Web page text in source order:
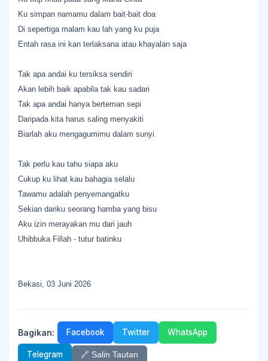
Ku simpan namamu dalam bait-bait doa
Di sepertiga malam kau lah yang ku puja
Entah rasa ini kan terlaksana atau khayalan saja
Tak apa andai ku tersiksa sendiri
Akan lebih baik apabila tak kau sadari
Tak apa andai hanya berteman sepi
Daripada kita harus saling menyakiti
Biarlah aku mengagumimu dalam sunyi
Tak perlu kau tahu siapa aku
Cukup ku lihat kau bahagia selalu
Tawamu adalah penyemangatku
Sekian dariku seorang hamba yang bisu
Aku izin merayakan mu dari jauh
Uhibbuka Fillah - tutur batinku
Bekasi, 03 Juni 2026
Bagikan: Facebook Twitter WhatsApp
Telegram 🔗 Salin Tautan